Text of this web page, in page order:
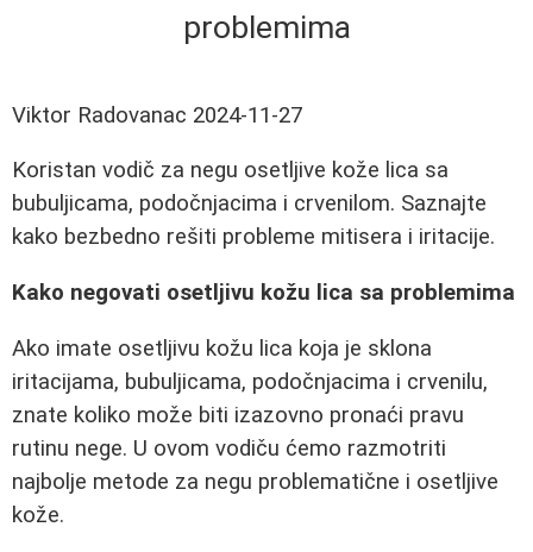
problemima
Viktor Radovanac 2024-11-27
Koristan vodič za negu osetljive kože lica sa
bubuljicama, podočnjacima i crvenilom. Saznajte
kako bezbedno rešiti probleme mitisera i iritacije.
Kako negovati osetljivu kožu lica sa problemima
Ako imate osetljivu kožu lica koja je sklona
iritacijama, bubuljicama, podočnjacima i crvenilu,
znate koliko može biti izazovno pronaći pravu
rutinu nege. U ovom vodiču ćemo razmotriti
najbolje metode za negu problematične i osetljive
kože.